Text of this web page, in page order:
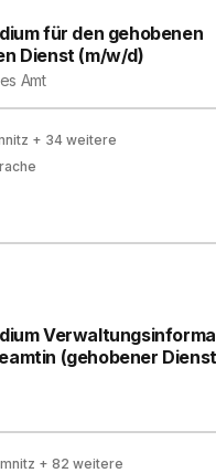
für den gehobenen
Dienst (m/w/d)
Amt
+ 34 weitere
(gehobener
+ 82 weitere